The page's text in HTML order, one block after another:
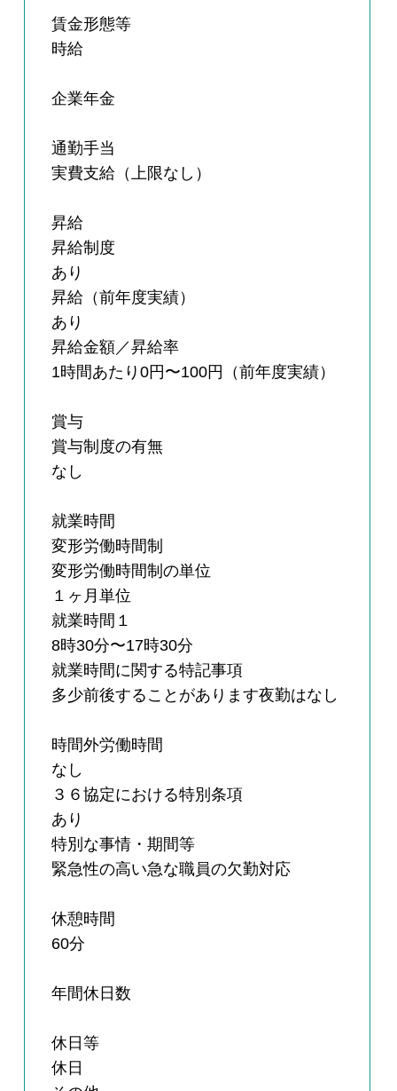
賃金形態等
時給
企業年金
通勤手当
実費支給（上限なし）
昇給
昇給制度
あり
昇給（前年度実績）
あり
昇給金額／昇給率
1時間あたり0円〜100円（前年度実績）
賞与
賞与制度の有無
なし
就業時間
変形労働時間制
変形労働時間制の単位
１ヶ月単位
就業時間１
8時30分〜17時30分
就業時間に関する特記事項
多少前後することがあります夜勤はなし
時間外労働時間
なし
３６協定における特別条項
あり
特別な事情・期間等
緊急性の高い急な職員の欠勤対応
休憩時間
60分
年間休日数
休日等
休日